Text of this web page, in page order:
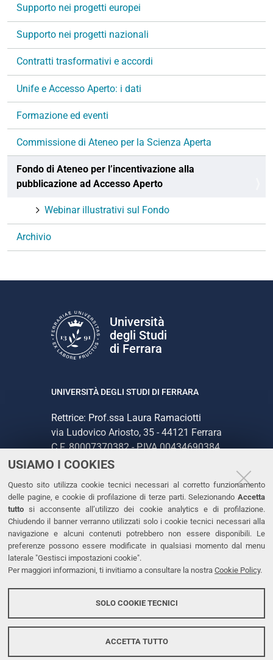
USIAMO I COOKIES
Questo sito utilizza cookie tecnici necessari al corretto funzionamento
delle pagine, e cookie di profilazione di terze parti. Selezionando Accetta
tutto si acconsente all’utilizzo dei cookie analytics e di profilazione.
Chiudendo il banner verranno utilizzati solo i cookie tecnici necessari alla
navigazione e alcuni contenuti potrebbero non essere disponibili. Le
preferenze possono essere modificate in qualsiasi momento dal menu
laterale "Gestisci impostazioni cookie".
Per maggiori informazioni, ti invitiamo a consultare la nostra Cookie Policy.
SOLO COOKIE TECNICI
ACCETTA TUTTO
i
n
Supporto nei progetti europei
Supporto nei progetti nazionali
Contratti trasformativi e accordi
Unife e Accesso Aperto: i dati
Formazione ed eventi
Commissione di Ateneo per la Scienza Aperta
Fondo di Ateneo per l’incentivazione alla
pubblicazione ad Accesso Aperto
Webinar illustrativi sul Fondo
Archivio
Università
degli Studi
di Ferrara
UNIVERSITÀ DEGLI STUDI DI FERRARA
Rettrice: Prof.ssa Laura Ramaciotti
via Ludovico Ariosto, 35 - 44121 Ferrara
C.F. 80007370382 - P.IVA 00434690384
CONTATTI
Tel. +39 0532 293111
Fax. +39 0532 293031
PEC
LINKS
Accessibilità
Protezione dati personali